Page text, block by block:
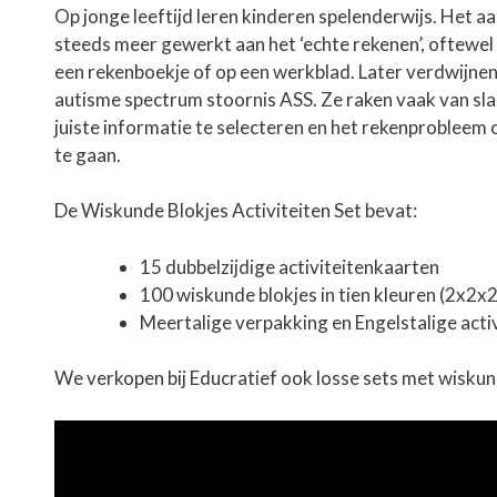
Op jonge leeftijd leren kinderen spelenderwijs. Het
steeds meer gewerkt aan het ‘echte rekenen’,
een rekenboekje of op een werkblad. Later
autisme spectrum stoornis ASS. Ze raken vaak van
juiste informatie te selecteren en het rekenprobleem
te gaan.
De Wiskunde Blokjes Activiteiten Set bevat:
15 dubbelzijdige activiteitenkaarten
100 wiskunde blokjes in tien kleuren
Meertalige verpakking en Engelstalige
We verkopen bij Educratief ook losse sets met